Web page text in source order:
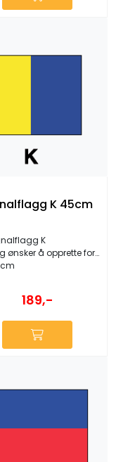
K 45cm
K
å opprette forbindelse...''
189,-